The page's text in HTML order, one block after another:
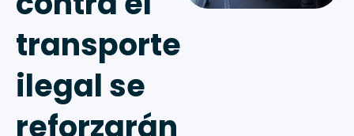
transporte
ilegal se
reforzarán